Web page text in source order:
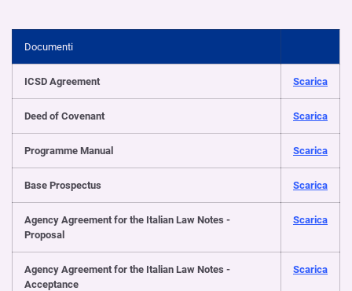
Documenti
ICSD Agreement Scarica
Deed of Covenant Scarica
Programme Manual Scarica
Base Prospectus Scarica
Agency Agreement for the Italian Law Notes -
Proposal
Scarica
Agency Agreement for the Italian Law Notes -
Acceptance
Scarica